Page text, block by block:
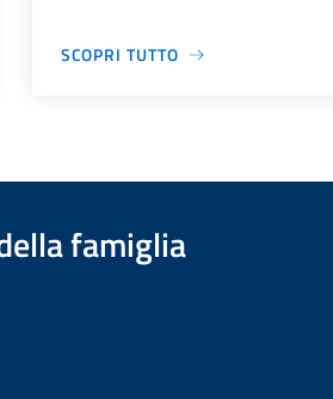
SCOPRI TUTTO
famiglia